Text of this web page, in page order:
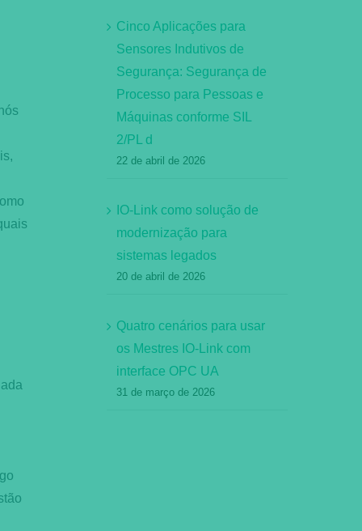
Cinco Aplicações para
Sensores Indutivos de
Segurança: Segurança de
Processo para Pessoas e
Máquinas conforme SIL
2/PL d
22 de abril de 2026
IO-Link como solução de
modernização para
sistemas legados
20 de abril de 2026
Quatro cenários para usar
os Mestres IO-Link com
interface OPC UA
31 de março de 2026